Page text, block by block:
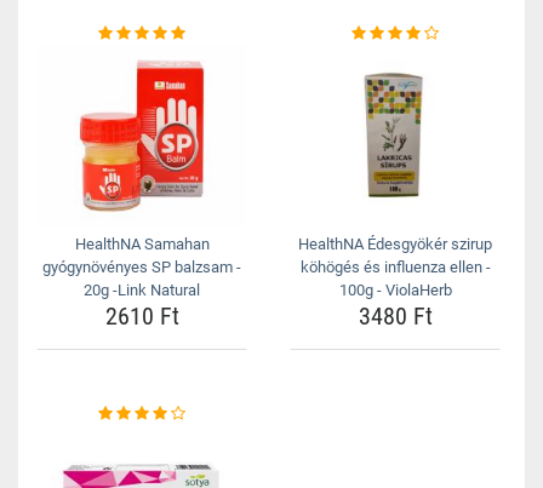
HealthNA Samahan
gyógynövényes SP balzsam -
20g -Link Natural
2610 Ft
HealthNA Édesgyökér szirup
köhögés és influenza ellen -
100g - ViolaHerb
3480 Ft